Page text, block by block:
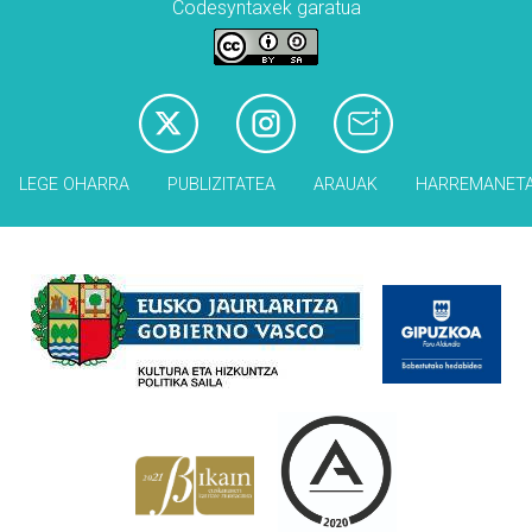
Codesyntaxek garatua
LEGE OHARRA PUBLIZITATEA ARAUAK